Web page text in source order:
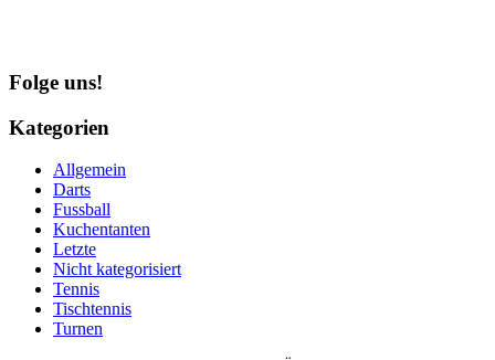
Folge uns!
Kategorien
Allgemein
Darts
Fussball
Kuchentanten
Letzte
Nicht kategorisiert
Tennis
Tischtennis
Turnen